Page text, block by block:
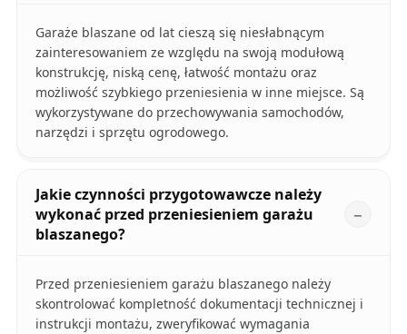
Garaże blaszane od lat cieszą się niesłabnącym
zainteresowaniem ze względu na swoją modułową
konstrukcję, niską cenę, łatwość montażu oraz
możliwość szybkiego przeniesienia w inne miejsce. Są
wykorzystywane do przechowywania samochodów,
narzędzi i sprzętu ogrodowego.
Jakie czynności przygotowawcze należy
wykonać przed przeniesieniem garażu
blaszanego?
Przed przeniesieniem garażu blaszanego należy
skontrolować kompletność dokumentacji technicznej i
instrukcji montażu, zweryfikować wymagania